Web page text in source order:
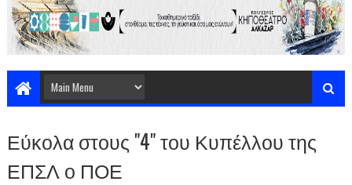
Εύκολα στους "4" του Κυπέλλου της
ΕΠΣΛ ο ΠΟΕ